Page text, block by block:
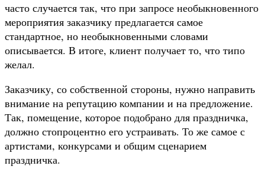
часто случается так, что при запросе необыкновенного
мероприятия заказчику предлагается самое
стандартное, но необыкновенными словами
описывается. В итоге, клиент получает то, что типо
желал.
Заказчику, со собственной стороны, нужно направить
внимание на репутацию компании и на предложение.
Так, помещение, которое подобрано для праздничка,
должно стопроцентно его устраивать. То же самое с
артистами, конкурсами и общим сценарием
праздничка.